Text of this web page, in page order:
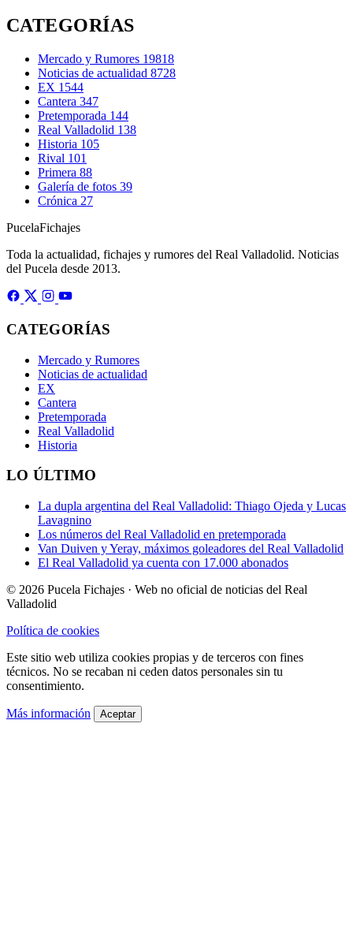
CATEGORÍAS
Mercado y Rumores 19818
Noticias de actualidad 8728
EX 1544
Cantera 347
Pretemporada 144
Real Valladolid 138
Historia 105
Rival 101
Primera 88
Galería de fotos 39
Crónica 27
PucelaFichajes
Toda la actualidad, fichajes y rumores del Real Valladolid. Noticias
del Pucela desde 2013.
CATEGORÍAS
Mercado y Rumores
Noticias de actualidad
EX
Cantera
Pretemporada
Real Valladolid
Historia
LO ÚLTIMO
La dupla argentina del Real Valladolid: Thiago Ojeda y Lucas
Lavagnino
Los números del Real Valladolid en pretemporada
Van Duiven y Yeray, máximos goleadores del Real Valladolid
El Real Valladolid ya cuenta con 17.000 abonados
© 2026 Pucela Fichajes · Web no oficial de noticias del Real
Valladolid
Política de cookies
Este sitio web utiliza cookies propias y de terceros con fines
técnicos. No se recaban ni ceden datos personales sin tu
consentimiento.
Más información Aceptar